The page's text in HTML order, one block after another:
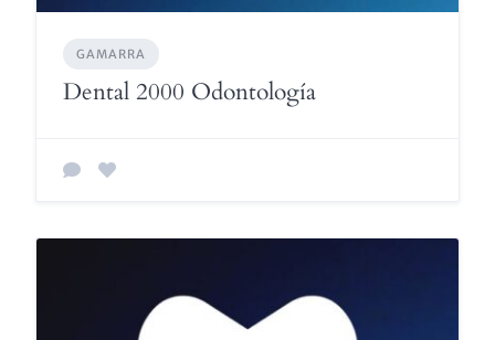
GAMARRA
Dental 2000 Odontología